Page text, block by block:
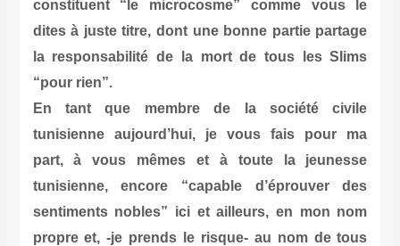
constituent “le microcosme” comme vous le
dites à juste titre, dont une bonne partie partage
la responsabilité de la mort de tous les Slims
“pour rien”.
En tant que membre de la société civile
tunisienne aujourd’hui, je vous fais pour ma
part, à vous mêmes et à toute la jeunesse
tunisienne, encore “capable d’éprouver des
sentiments nobles” ici et ailleurs, en mon nom
propre et, -je prends le risque- au nom de tous